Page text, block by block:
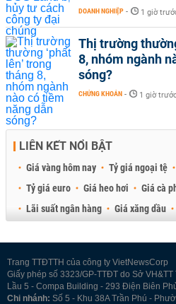
DOANH NGHIỆP - 1 giờ
Thị trường
8, nhóm ngành
sóng?
CHỨNG KHOÁN - 1 giờ
LIÊN KẾT NỔI BẬT
Giá vàng hôm nay Tỷ giá ngoại tệ
Tỷ giá euro
Giá heo hơi Giá cà
Lãi suất ngân hàng
Giá xăng dầu
Trang TTĐTTH của công ty VietNewsCorp
Giấy phép số 3323/GP-TTĐT do Sở VH&TT
Lầu 5 - Compa Building - 293 Điện Biên
Chi nhánh: Số 5 - Khu 38A Trần Phú -